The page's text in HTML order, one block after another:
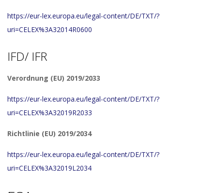
https://eur-lex.europa.eu/legal-content/DE/TXT/?
uri=CELEX%3A32014R0600
IFD/ IFR
Verordnung (EU) 2019/2033
https://eur-lex.europa.eu/legal-content/DE/TXT/?
uri=CELEX%3A32019R2033
Richtlinie (EU) 2019/2034
https://eur-lex.europa.eu/legal-content/DE/TXT/?
uri=CELEX%3A32019L2034